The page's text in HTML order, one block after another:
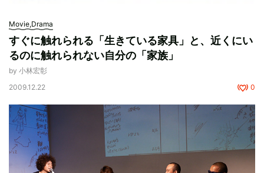
Movie,Drama
すぐに触れられる「生きている家具」と、近くにい
るのに触れられない自分の「家族」
by 小林宏彰
2009.12.22
0